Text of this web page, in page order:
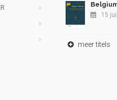
15
meer titels